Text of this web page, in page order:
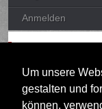
Um unsere
gestalten und
können,
Anmelden